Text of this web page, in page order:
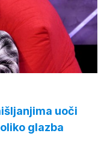
uoči
glazba